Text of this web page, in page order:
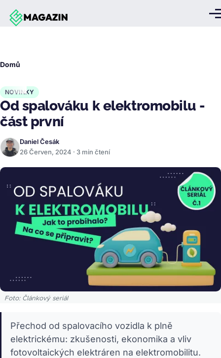
Přejít k hlavnímu obsahu
Domů
NOVINKY
Od spalováku k elektromobilu -
část první
Daniel Česák
26 Červen, 2024 · 3 min čtení
Foto: Článkový seriál
Přechod od spalovacího vozidla k plně
elektrickému: zkušenosti, ekonomika a vliv
fotovoltaických elektráren na elektromobilitu.